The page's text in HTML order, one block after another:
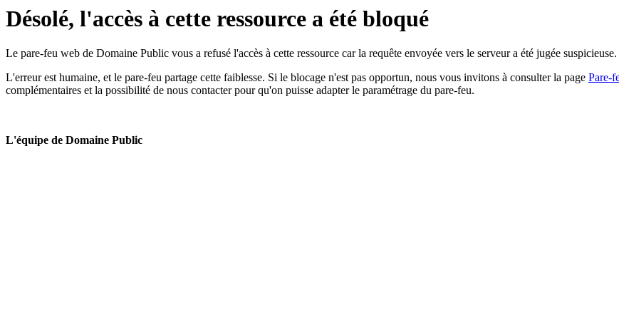
Désolé, l'accès à cette ressource a été bloqué
Le pare-feu web de Domaine Public vous a refusé l'accès à cette ressource car la requête envoyée vers le serveur a été jugée suspicieuse.
L'erreur est humaine, et le pare-feu partage cette faiblesse. Si le blocage n'est pas opportun, nous vous invitons à consulter la page Pare-
complémentaires et la possibilité de nous contacter pour qu'on puisse adapter le paramétrage du pare-feu.
L'équipe de Domaine Public